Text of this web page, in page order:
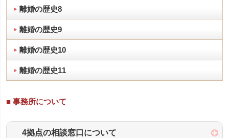
離婚の歴史8
離婚の歴史9
離婚の歴史10
離婚の歴史11
■ 事務所について
4拠点の相談窓口について